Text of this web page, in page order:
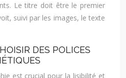
Le titre doit être le premier
suivi par les images, le texte
DES POLICES
est crucial pour la lisibilité et